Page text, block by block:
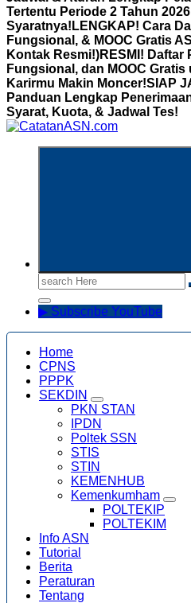
Tertentu Periode 2 Tahun
Syaratnya! LENGKAP! Cara
Fungsional, & MOOC Gratis
Kontak Resmi!)RESMI! Daftar
Fungsional, dan MOOC
Karirmu Makin Moncer!SIAP
Panduan Lengkap
Syarat, Kuota, & Jadwal Tes!
Search
for:
▶ Subscribe YouTube
Home
CPNS
PPPK
SEKDIN
PKN STAN
IPDN
Poltek SSN
STIS
STIN
KEMENHUB
Kemenkumham
POLTEKIP
POLTEKIM
Info ASN
Tutorial
Berita
Peraturan
Tentang